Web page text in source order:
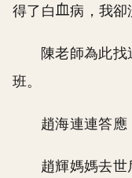
得了白
病，我卻
陳老師為此
班。
趙海連連答應
趙輝媽媽去世